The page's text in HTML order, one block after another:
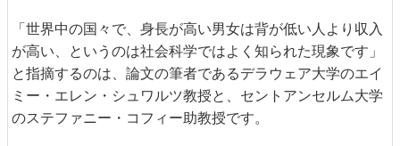
「世界中の国々で、身長が高い男女は背が低い人より収入
が高い、というのは社会科学ではよく知られた現象です」
と指摘するのは、論文の筆者であるデラウェア大学のエイ
ミー・エレン・シュワルツ教授と、セントアンセルム大学
のステファニー・コフィー助教授です。